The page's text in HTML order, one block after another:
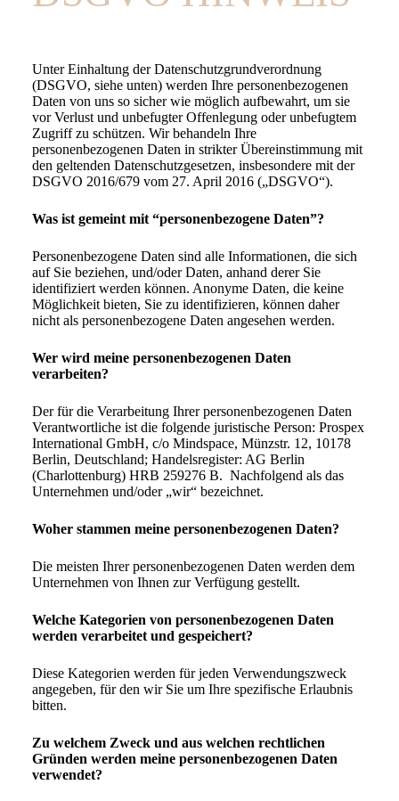
Unter Einhaltung der Datenschutzgrundverordnung
(DSGVO, siehe unten) werden Ihre personenbezogenen
Daten von uns so sicher wie möglich aufbewahrt, um sie
vor Verlust und unbefugter Offenlegung oder unbefugtem
Zugriff zu schützen. Wir behandeln Ihre
personenbezogenen Daten in strikter Übereinstimmung mit
den geltenden Datenschutzgesetzen, insbesondere mit der
DSGVO 2016/679 vom 27. April 2016 („DSGVO“).
Was ist gemeint mit “personenbezogene Daten”?
Personenbezogene Daten sind alle Informationen, die sich
auf Sie beziehen, und/oder Daten, anhand derer Sie
identifiziert werden können. Anonyme Daten, die keine
Möglichkeit bieten, Sie zu identifizieren, können daher
nicht als personenbezogene Daten angesehen werden.
Wer wird meine personenbezogenen Daten
verarbeiten?
Der für die Verarbeitung Ihrer personenbezogenen Daten
Verantwortliche ist die folgende juristische Person: Prospex
International GmbH, c/o Mindspace, Münzstr. 12, 10178
Berlin, Deutschland; Handelsregister: AG Berlin
(Charlottenburg) HRB 259276 B. Nachfolgend als das
Unternehmen und/oder „wir“ bezeichnet.
Woher stammen meine personenbezogenen Daten?
Die meisten Ihrer personenbezogenen Daten werden dem
Unternehmen von Ihnen zur Verfügung gestellt.
Welche Kategorien von personenbezogenen Daten
werden verarbeitet und gespeichert?
Diese Kategorien werden für jeden Verwendungszweck
angegeben, für den wir Sie um Ihre spezifische Erlaubnis
bitten.
Zu welchem Zweck und aus welchen rechtlichen
Gründen werden meine personenbezogenen Daten
verwendet?